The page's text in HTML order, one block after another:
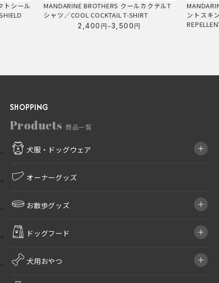
ールカクテルT
SHIRT
MANDARINE BROTHERS ウォーターリペレ
ントスキンタイトスーツ／WATER
REPELLENT SKIN TIGHT SUIT
3,900
ド
SHOPPING
Products 商品一覧
犬服・ドッグウェア
オーナーグッズ
お散歩グッズ
ドッグフード
犬用おやつ